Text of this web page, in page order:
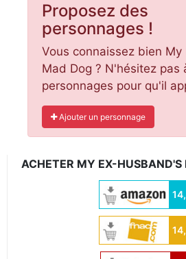
Proposez des
personnages !
Vous connaissez bien
Mad Dog ? N'hésitez pas
personnages pour qu'il
Ajouter un personnage
ACHETER MY EX-HUSBAND'S